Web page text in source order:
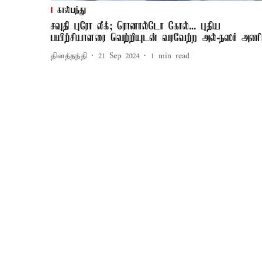
கால்பந்து
சவுதி புரோ லீக்; ரொனால்டோ கோல்... புதிய
பயிற்சியாளரை வெற்றியுடன் வரவேற்ற அல்-நஸர் அணி
தினத்தந்தி 21 Sep 2024 1 min read